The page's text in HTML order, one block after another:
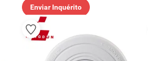
Enviar Inquérito